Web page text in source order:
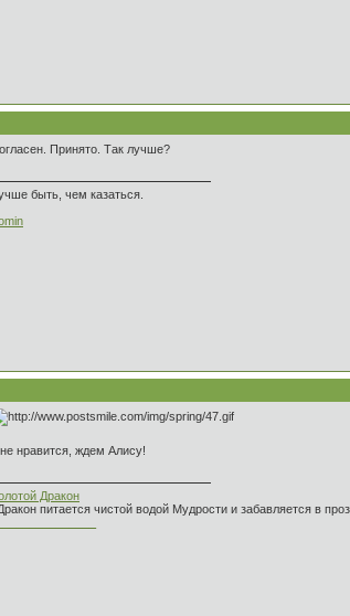
Принято. Так лучше?
быть, чем казаться.
нравится, ждем Алису!
Дракон
питается чистой водой Мудрости и забавляется в